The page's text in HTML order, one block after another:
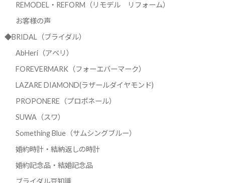
REMODEL・REFORM（リモデル リフォーム）
お客様の声
◆BRIDAL（ブライダル）
AbHeri（アベリ）
FOREVERMARK（フォーエバーマーク）
LAZARE DIAMOND(ラザールダイヤモンド)
PROPONERE（プロポネール）
SUWA（スワ）
Something Blue（サムシングブルー）
婚約時計・結納返しの時計
婚約記念品・結婚記念品